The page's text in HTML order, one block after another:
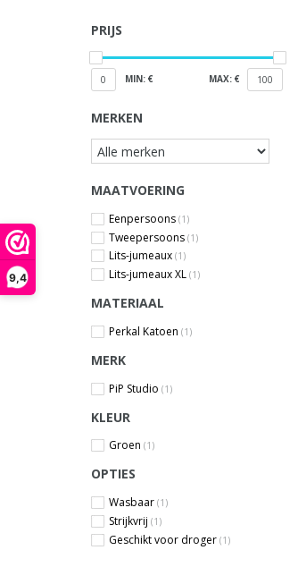
9,4
PRIJS
0 MIN: € MAX: € 100
MERKEN
MAATVOERING
Eenpersoons (1)
Tweepersoons (1)
Lits-jumeaux (1)
Lits-jumeaux XL (1)
MATERIAAL
Perkal Katoen (1)
MERK
PiP Studio (1)
KLEUR
Groen (1)
OPTIES
Wasbaar (1)
Strijkvrij (1)
Geschikt voor droger (1)